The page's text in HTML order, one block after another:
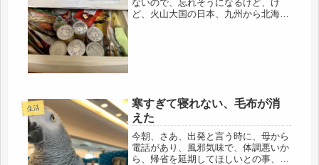
ないので、忘れそうになるけど、け
ど、火山大国の日本、九州から北海道
生活
寒すぎて寝れない、毛布が消
えた
今朝、さあ、出発と言う時に、母から
電話があり、風邪気味で、体調悪いか
ら、帰省を延期してほしいとの事、ま